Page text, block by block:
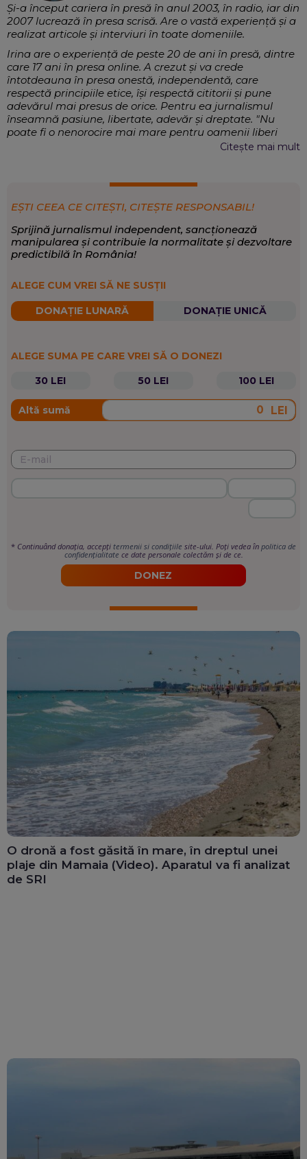
Și-a început cariera în presă în anul 2003, în radio, iar din
2007 lucrează în presa scrisă. Are o vastă experiență și a
realizat articole și interviuri în toate domeniile.
Irina are o experiență de peste 20 de ani în presă, dintre
care 17 ani în presa online. A crezut și va crede
întotdeauna în presa onestă, independentă, care
respectă principiile etice, își respectă cititorii și pune
adevărul mai presus de orice. Pentru ea jurnalismul
înseamnă pasiune, libertate, adevăr și dreptate. "Nu
poate fi o nenorocire mai mare pentru oamenii liberi
Citește mai mult
EȘTI CEEA CE CITEȘTI, CITEȘTE RESPONSABIL!
Sprijină jurnalismul independent, sancționează
manipularea și contribuie la normalitate și dezvoltare
predictibilă în România!
ALEGE CUM VREI SĂ NE SUSȚII
DONAȚIE LUNARĂ DONAȚIE UNICĂ
ALEGE SUMA PE CARE VREI SĂ O DONEZI
30 LEI
50 LEI 100 LEI
Altă sumă LEI
* Continuând donația, accepți termenii si condițiile site-ului. Poți vedea în politica de
confidențialitate ce date personale colectăm și de ce.
DONEZ
O dronă a fost găsită în mare, în dreptul unei
plaje din Mamaia (Video). Aparatul va fi analizat
de SRI